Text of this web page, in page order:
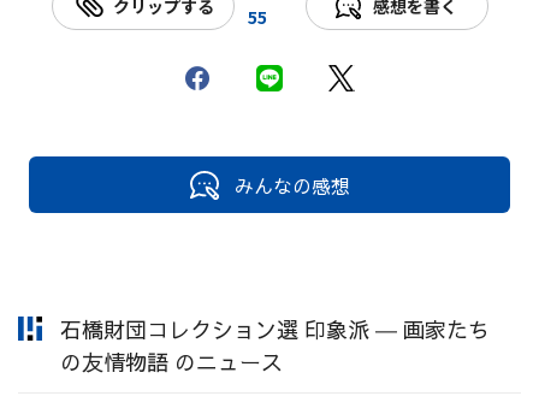
クリップする 55 感想を書く
みんなの感想
石橋財団コレクション選 印象派 ― 画家たち
の友情物語 のニュース